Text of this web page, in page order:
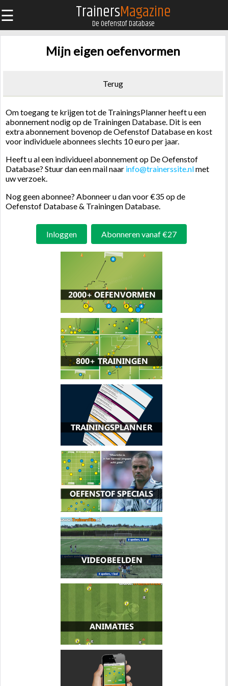
☰ TrainersMagazine
De Oefenstof Database
Mijn eigen oefenvormen
Terug
Om toegang te krijgen tot de TrainingsPlanner heeft u een
abonnement nodig op de Trainingen Database. Dit is een
extra abonnement bovenop de Oefenstof Database en kost
voor individuele abonnees slechts 10 euro per jaar.
Heeft u al een individueel abonnement op De Oefenstof
Database? Stuur dan een mail naar info@trainerssite.nlmet
uw verzoek.
Nog geen abonnee? Abonneer u dan voor €35 op de
Oefenstof Database & Trainingen Database.
Inloggen Abonneren vanaf €27